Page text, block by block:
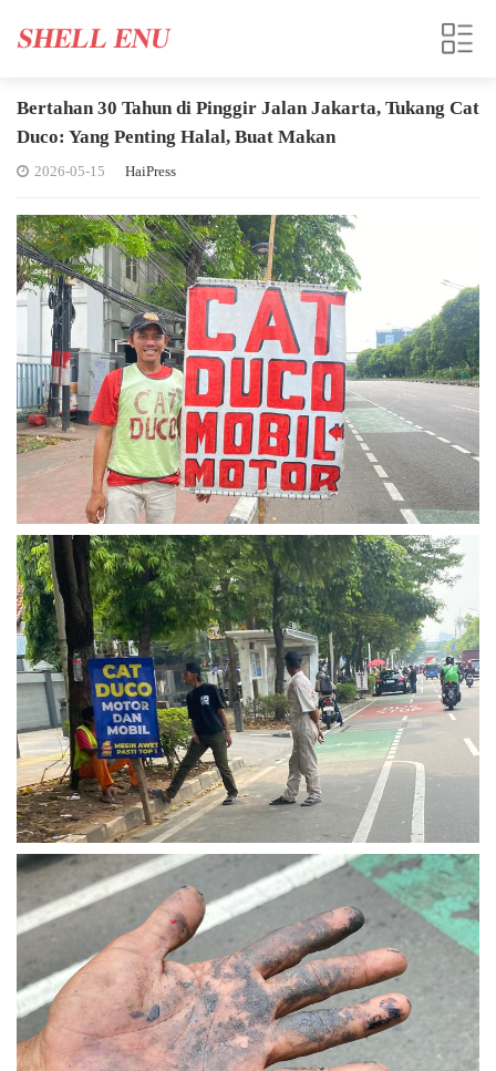
Bertahan 30 Tahun di Pinggir Jalan Jakarta, Tukang Cat
Duco: Yang Penting Halal, Buat Makan
2026-05-15 HaiPress